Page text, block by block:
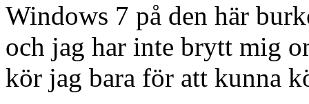
Windows 7 på den här
och jag har inte brytt mig
kör jag bara för att kunna